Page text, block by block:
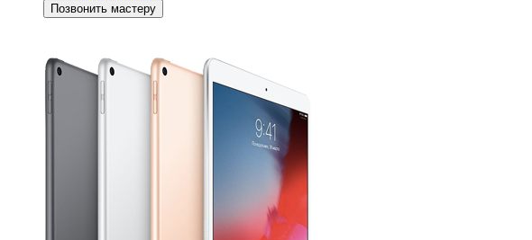
Позвонить мастеру